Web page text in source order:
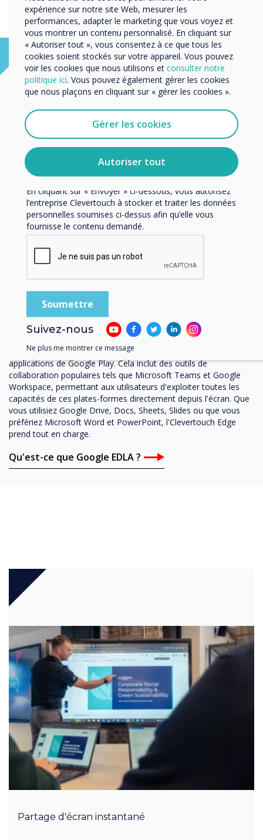
Certifié Google EDLA
Une caractéristique remarquable de l'Clevertouch Edge est sa
certification Google EDLA, permettant l'accès à toutes les
applications de Google Play. Cela inclut des outils de
collaboration populaires tels que Microsoft Teams et Google
Workspace, permettant aux utilisateurs d'exploiter toutes les
capacités de ces plates-formes directement depuis l'écran. Que
vous utilisiez Google Drive, Docs, Sheets, Slides ou que vous
préfériez Microsoft Word et PowerPoint, l'Clevertouch Edge
prend tout en charge.
Qu'est-ce que Google EDLA ?
Partage d'écran instantané
expérience sur notre site Web, mesurer les
performances, adapter le marketing que vous voyez et
vous montrer un contenu personnalisé. En cliquant sur
« Autoriser tout », vous consentez à ce que tous les
cookies soient stockés sur votre appareil. Vous pouvez
voir les cookies que nous utilisons et consulter notre
politique ici. Vous pouvez également gérer les cookies
que nous plaçons en cliquant sur « gérer les cookies ».
Gérer les cookies
Autoriser tout
Organisation Name
Nous aimerions vous contacter au sujet de nos produits
et services par e-mail, téléphone ou courrier.
J'accepte de recevoir des communications de
Clevertouch.
Vous pouvez vous désabonner de ces communications à
tout moment. Consultez notre Politique de confidentialité
pour en savoir plus sur nos modalités de
désabonnement, nos politiques de confidentialité et sur
notre engagement vis-à-vis de la protection et du respect
de la vie privée.
En cliquant sur « Envoyer » ci-dessous, vous autorisez
l’entreprise Clevertouch à stocker et traiter les données
personnelles soumises ci-dessus afin qu’elle vous
fournisse le contenu demandé.
Suivez-nous
Ne plus me montrer ce message